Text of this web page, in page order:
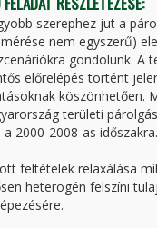
szerephez jut a
nem egyszerű)
gondolunk.
előrelépés történt
köszönhetően.
területi
2000-2008-as időszakra.
feltételek relaxálása
heterogén felszíni